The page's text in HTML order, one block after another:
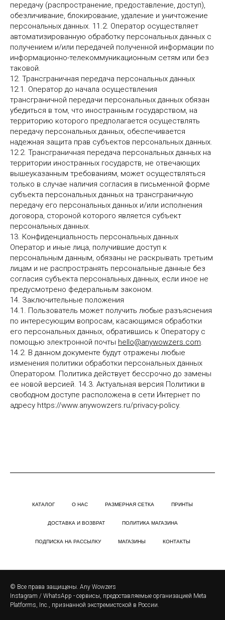
передачу (распространение, предоставление, доступ),
обезличивание, блокирование, удаление и уничтожение
персональных данных. 11.2. Оператор осуществляет
автоматизированную обработку персональных данных с
получением и/или передачей полученной информации по
информационно-телекоммуникационным сетям или без
таковой.
12. Трансграничная передача персональных данных
12.1. Оператор до начала осуществления
трансграничной передачи персональных данных обязан
убедиться в том, что иностранным государством, на
территорию которого предполагается осуществлять
передачу персональных данных, обеспечивается
надежная защита прав субъектов персональных данных.
12.2. Трансграничная передача персональных данных на
территории иностранных государств, не отвечающих
вышеуказанным требованиям, может осуществляться
только в случае наличия согласия в письменной форме
субъекта персональных данных на трансграничную
передачу его персональных данных и/или исполнения
договора, стороной которого является субъект
персональных данных.
13. Конфиденциальность персональных данных
Оператор и иные лица, получившие доступ к
персональным данным, обязаны не раскрывать третьим
лицам и не распространять персональные данные без
согласия субъекта персональных данных, если иное не
предусмотрено федеральным законом.
14. Заключительные положения
14.1. Пользователь может получить любые разъяснения
по интересующим вопросам, касающимся обработки
его персональных данных, обратившись к Оператору с
помощью электронной почты hello@anywowzers.com.
14.2. В данном документе будут отражены любые
изменения политики обработки персональных данных
Оператором. Политика действует бессрочно до замены
ее новой версией. 14.3. Актуальная версия Политики в
свободном доступе расположена в сети Интернет по
адресу https://www.anywowzers.ru/privacy-policy.
КАТАЛОГ О НАС РАЗМЕРНАЯ СЕТКА ПРИНТЫ
ДОСТАВКА И ВОЗВРАТ ПОЛИТИКА МАГАЗИНА
ПОДПИСКА НА РАССЫЛКУ МАГАЗИНЫ КОНТАКТЫ
© Все права защищены. Any Wowzers
Instagram / WhatsApp - сервисы, предоставляемые организацией Meta
Platforms, Inc., признанной экстремистской в России.